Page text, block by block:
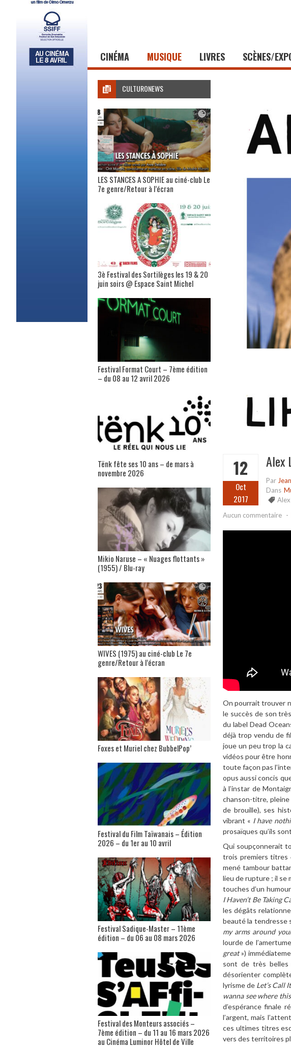
CINÉMA MUSIQUE LIVRES SCÈNES/
12
Oct
2017
Alex
Par
Dans
Aucun commentaire -
On pourrait trouver
le succès de son
du label Dead
déjà trop vendu de
joue un peu trop la
vidéos pour être
toute façon pas
opus aussi concis
à l’instar de
chanson-titre, pleine
de brouille), ses
vibrant « I have
prosaïques qu’ils
Qui soupçonnerait
trois premiers titres
mené tambour
lieu de rupture ; il se
touches d’un
I Haven’t Be Taking
les dégâts
beauté la tendresse
my arms around you
lourde de
great»)
sont de très belles
désorienter
lyrisme de Let’s Call
wanna see where
d’espérance finale
l’argent, mais
ces ultimes titres
vers des territoires
CULTURONEWS
LES STANCES A SOPHIE au ciné-club Le
7e genre/Retour à l’écran
3è Festival des Sortilèges les 19 & 20
juin soirs @ Espace Saint Michel
Festival Format Court – 7ème édition
– du 08 au 12 avril 2026
Tënk fête ses 10 ans – de mars à
novembre 2026
Mikio Naruse – « Nuages flottants »
(1955) / Blu-ray
WIVES (1975) au ciné-club Le 7e
genre/Retour à l’écran
Foxes et Muriel chez BubbelPop’
Festival du Film Taïwanais – Édition
2026 – du 1er au 10 avril
Festival Sadique-Master – 11ème
édition – du 06 au 08 mars 2026
Festival des Monteurs associés –
7ème édition – du 11 au 16 mars 2026
au Cinéma Luminor Hôtel de Ville